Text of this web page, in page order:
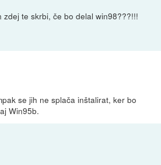
zdej te skrbi, če bo delal win98???!!!
se jih ne splača inštalirat, ker bo
Win95b.